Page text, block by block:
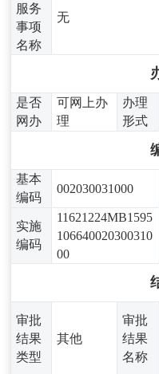
服务
事项
名称
无
是否
网办
可网上办
理
办理
形式
基本
编码
002030031000
实施
编码
11621224MB1595
106640020300310
00
审批
结果
类型
其他
审批
结果
名称